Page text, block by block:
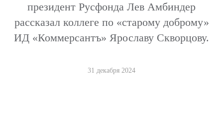
президент Русфонда Лев Амбиндер
рассказал коллеге по «старому доброму»
ИД «Коммерсантъ» Ярославу Скворцову.
31 декабря 2024